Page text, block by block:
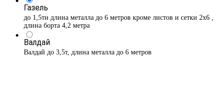
Газель
до 1,5тн длина металла до 6 метров кроме листов и сетки 2х6 ,
длина борта 4,2 метра
Валдай
Валдай до 3,5т, длина металла до 6 метров